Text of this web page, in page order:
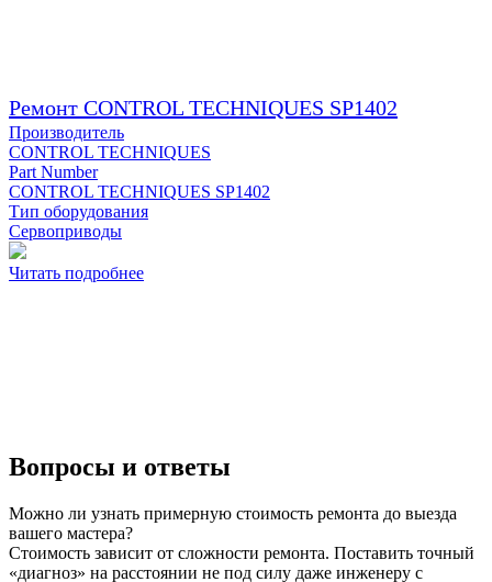
Ремонт CONTROL TECHNIQUES SP1402
Производитель
CONTROL TECHNIQUES
Part Number
CONTROL TECHNIQUES SP1402
Тип оборудования
Сервоприводы
Читать подробнее
Вопросы и ответы
Можно ли узнать примерную стоимость ремонта до выезда
вашего мастера?
Стоимость зависит от сложности ремонта. Поставить точный
«диагноз» на расстоянии не под силу даже инженеру с